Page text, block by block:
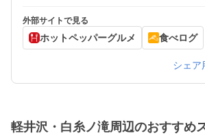
外部サイトで見る
ホットペッパーグルメ 食べログ
シェア
軽井沢・白糸ノ滝周辺のおすすめ